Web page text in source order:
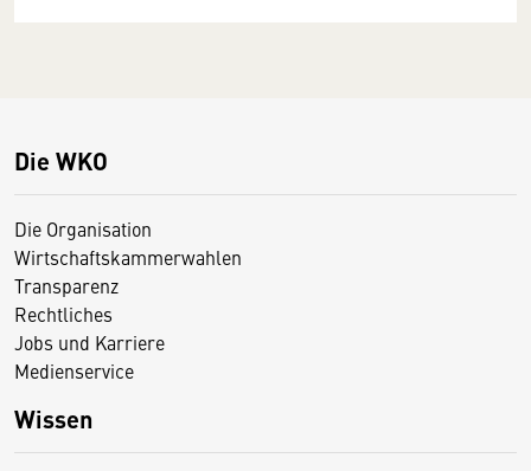
Die WKO
Die Organisation
Wirtschaftskammerwahlen
Transparenz
Rechtliches
Jobs und Karriere
Medienservice
Wissen